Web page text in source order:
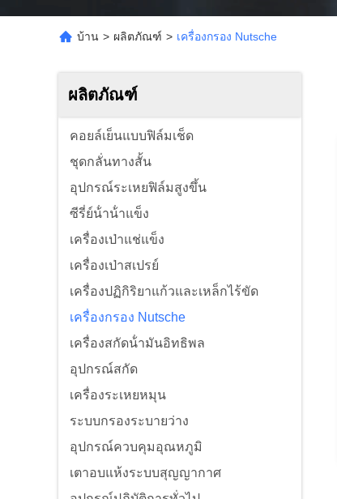
บ้าน > ผลิตภัณฑ์ > เครื่องกรอง Nutsche
ผลิตภัณฑ์
คอยล์เย็นแบบฟิล์มเช็ด
ชุดกลั่นทางสั้น
อุปกรณ์ระเหยฟิล์มสูงขึ้น
ซีรี่ย์น้ําน้ําแข็ง
เครื่องเป่าแช่แข็ง
เครื่องเป่าสเปรย์
เครื่องปฏิกิริยาแก้วและเหล็กไร้ขัด
เครื่องกรอง Nutsche
เครื่องสกัดน้ํามันอิทธิพล
อุปกรณ์สกัด
เครื่องระเหยหมุน
ระบบกรองระบายว่าง
อุปกรณ์ควบคุมอุณหภูมิ
เตาอบแห้งระบบสุญญากาศ